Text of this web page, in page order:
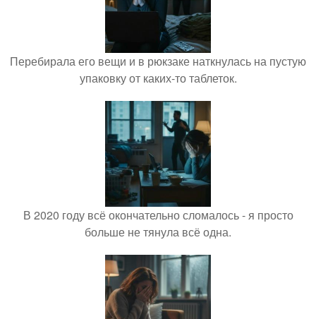
Перебирала его вещи и в рюкзаке наткнулась на пустую
упаковку от каких-то таблеток.
В 2020 году всё окончательно сломалось - я просто
больше не тянула всё одна.